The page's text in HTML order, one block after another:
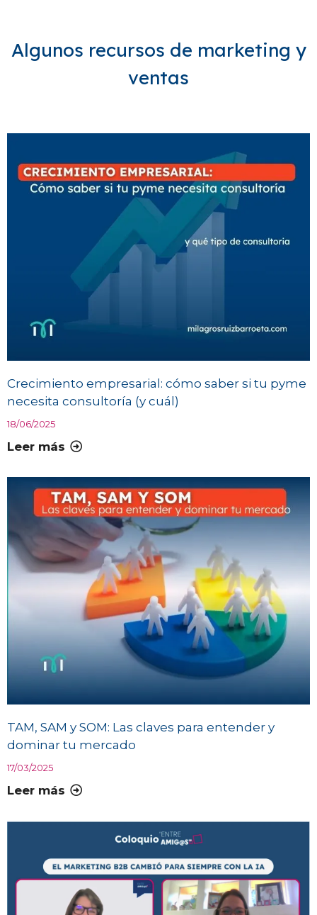
Algunos recursos de marketing y
ventas
Crecimiento empresarial: cómo saber si tu pyme
necesita consultoría (y cuál)
18/06/2025
Leer más
TAM, SAM y SOM: Las claves para entender y
dominar tu mercado
17/03/2025
Leer más